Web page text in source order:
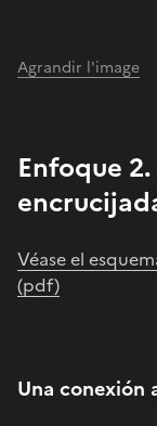
Agrandir l'image
Enfoque
Véase el
(pdf)
Una conexión